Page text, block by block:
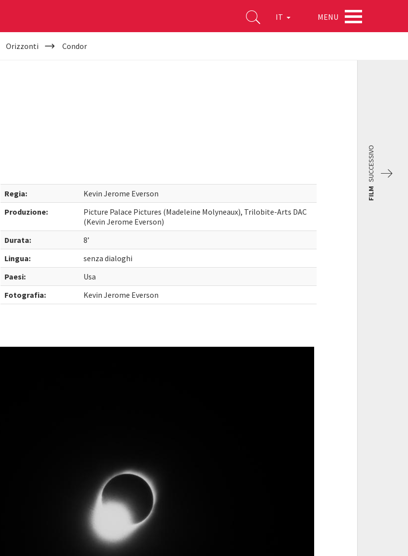
IT MENU
Orizzonti Condor
Regia:
Kevin Jerome Everson
Produzione:
Picture Palace Pictures (Madeleine Molyneaux), Trilobite-Arts DAC
(Kevin Jerome Everson)
Durata:
8’
Lingua:
senza dialoghi
Paesi:
Usa
Fotografia:
Kevin Jerome Everson
FILM
SUCCESSIVO